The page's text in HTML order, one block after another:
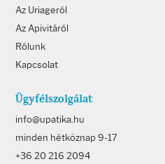
Az Uriageról
Az Apivitáról
Rólunk
Kapcsolat
Ügyfélszolgálat
info@upatika.hu
minden hétköznap 9-17
+36 20 216 2094